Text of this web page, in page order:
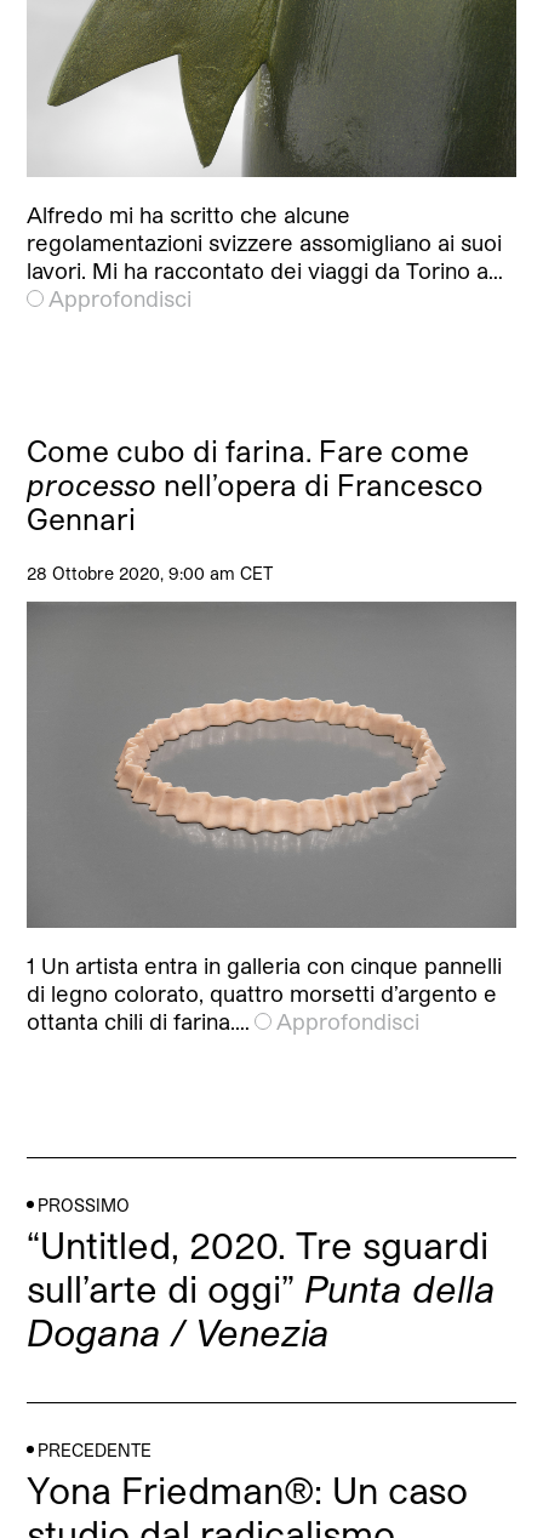
Alfredo mi ha scritto che alcune
regolamentazioni svizzere assomigliano ai suoi
lavori. Mi ha raccontato dei viaggi da Torino a…
Approfondisci
Come cubo di farina. Fare come
processo nell’opera di Francesco
Gennari
28 Ottobre 2020, 9:00 am CET
1 Un artista entra in galleria con cinque pannelli
di legno colorato, quattro morsetti d’argento e
ottanta chili di farina.…
Approfondisci
PROSSIMO
“Untitled, 2020. Tre sguardi
sull’arte di oggi” Punta della
Dogana / Venezia
PRECEDENTE
Yona Friedman®: Un caso